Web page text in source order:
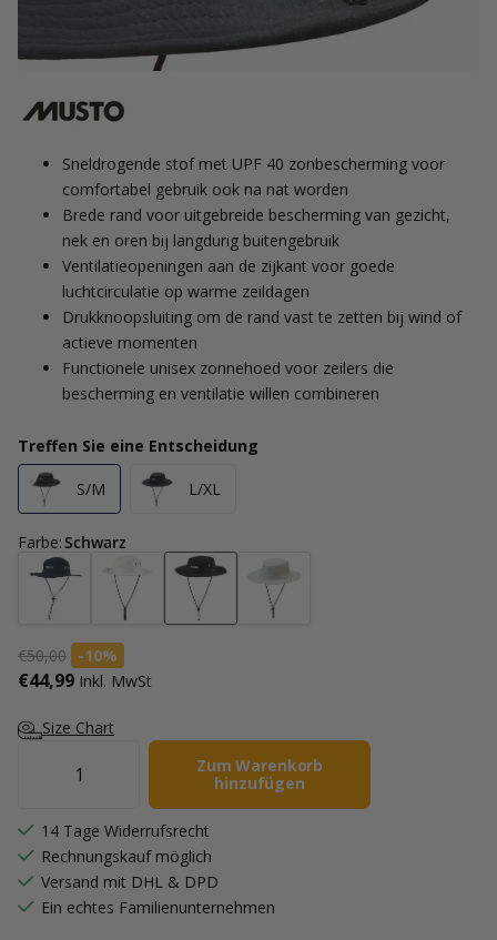
Sneldrogende stof met UPF 40 zonbescherming voor
comfortabel gebruik ook na nat worden
Brede rand voor uitgebreide bescherming van gezicht,
nek en oren bij langdurig buitengebruik
Ventilatieopeningen aan de zijkant voor goede
luchtcirculatie op warme zeildagen
Drukknoopsluiting om de rand vast te zetten bij wind of
actieve momenten
Functionele unisex zonnehoed voor zeilers die
bescherming en ventilatie willen combineren
Treffen Sie eine Entscheidung
S/M L/XL
Farbe:Schwarz
€50,00 -10%
€44,99 Inkl. MwSt
Size Chart
Zum Warenkorb
hinzufügen
14 Tage Widerrufsrecht
Rechnungskauf möglich
Versand mit DHL & DPD
Ein echtes Familienunternehmen